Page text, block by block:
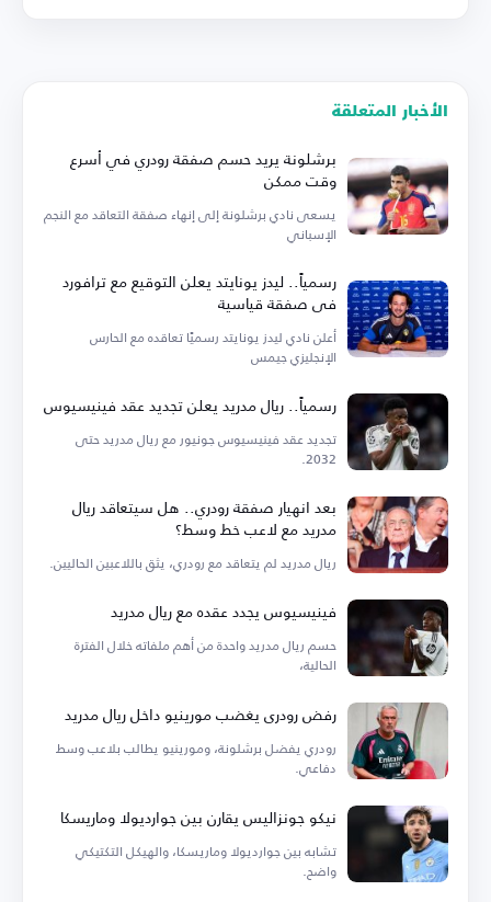
الأخبار المتعلقة
برشلونة يريد حسم صفقة رودري في أسرع
وقت ممكن
يسعى نادي برشلونة إلى إنهاء صفقة التعاقد مع النجم
الإسباني
رسمياً.. ليدز يونايتد يعلن التوقيع مع ترافورد
في صفقة قياسية
أعلن نادي ليدز يونايتد رسميًا تعاقده مع الحارس
الإنجليزي جيمس
رسمياً.. ريال مدريد يعلن تجديد عقد فينيسيوس
تجديد عقد فينيسيوس جونيور مع ريال مدريد حتى
2032.
بعد انهيار صفقة رودري.. هل سيتعاقد ريال
مدريد مع لاعب خط وسط؟
ريال مدريد لم يتعاقد مع رودري، يثق باللاعبين الحاليين.
فينيسيوس يجدد عقده مع ريال مدريد
حسم ريال مدريد واحدة من أهم ملفاته خلال الفترة
الحالية،
رفض رودري يغضب مورينيو داخل ريال مدريد
رودري يفضل برشلونة، ومورينيو يطالب بلاعب وسط
دفاعي.
نيكو جونزاليس يقارن بين جوارديولا وماريسكا
تشابه بين جوارديولا وماريسكا، والهيكل التكتيكي
واضح.